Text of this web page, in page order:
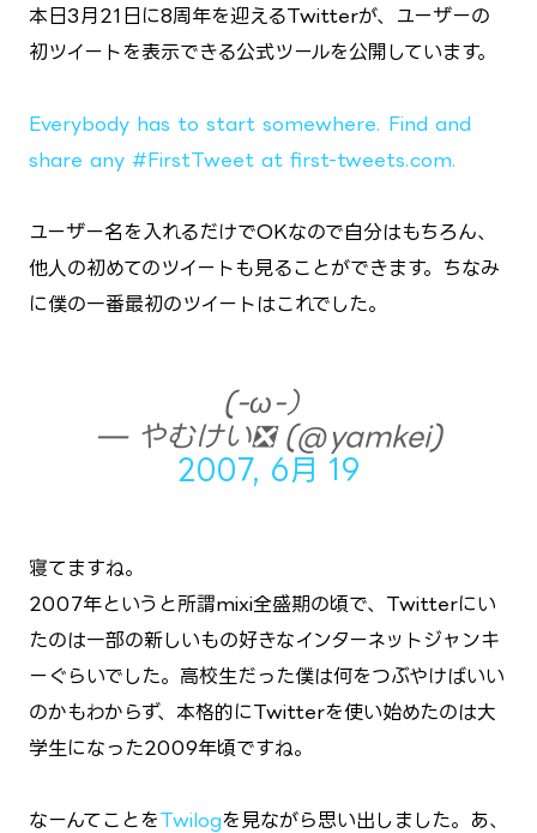
本日3月21日に8周年を迎えるTwitterが、ユーザーの
初ツイートを表示できる公式ツールを公開しています。
Everybody has to start somewhere. Find and
share any #FirstTweet at first-tweets.com.
ユーザー名を入れるだけでOKなので自分はもちろん、
他人の初めてのツイートも見ることができます。ちなみ
に僕の一番最初のツイートはこれでした。
(-ω-）
— やむけい❎ (@yamkei)
2007, 6月 19
寝てますね。
2007年というと所謂mixi全盛期の頃で、Twitterにい
たのは一部の新しいもの好きなインターネットジャンキ
ーぐらいでした。高校生だった僕は何をつぶやけばいい
のかもわからず、本格的にTwitterを使い始めたのは大
学生になった2009年頃ですね。
なーんてことをTwilogを見ながら思い出しました。あ、